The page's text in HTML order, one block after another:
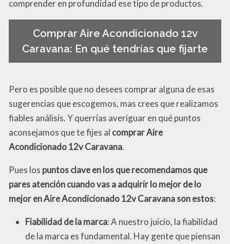
comprender en profundidad ese tipo de productos.
Comprar Aire Acondicionado 12v
Caravana: En qué tendrías que fijarte
Pero es posible que no desees comprar alguna de esas
sugerencias que escogemos, mas crees que realizamos
fiables análisis. Y querrías averiguar en qué puntos
aconsejamos que te fijes al comprar Aire
Acondicionado 12v Caravana.
Pues los puntos clave en los que recomendamos que
pares atención cuando vas a adquirir lo mejor de lo
mejor en Aire Acondicionado 12v Caravana son estos:
Fiabilidad de la marca: A nuestro juicio, la fiabilidad
de la marca es fundamental. Hay gente que piensan